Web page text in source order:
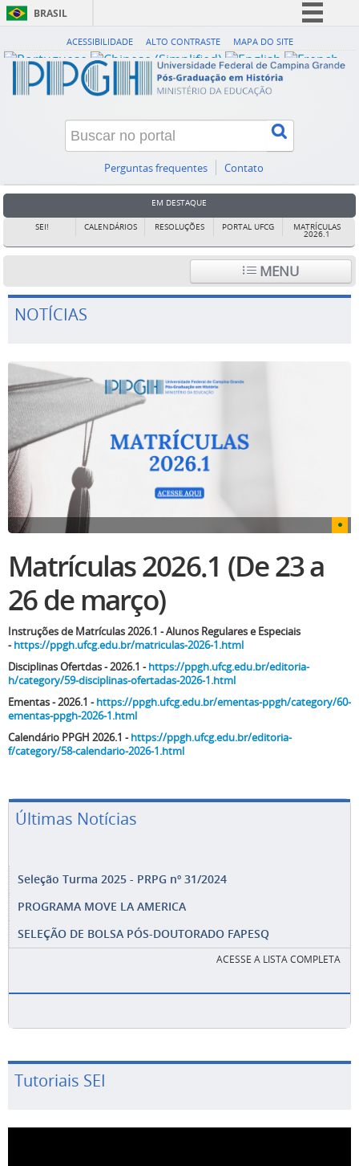
BRASIL
Simplifique!
Comunica BR
Participe
Legislação
Canais
ACESSIBILIDADE ALTO CONTRASTE MAPA DO SITE
Perguntas frequentes Contato
EM DESTAQUE
SEI! CALENDÁRIOS RESOLUÇÕES PORTAL UFCG MATRÍCULAS
2026.1
MENU
NOTÍCIAS
Matrículas 2026.1 (De 23 a
26 de março)
Instruções de Matrículas 2026.1 - Alunos Regulares e Especiais
-https://ppgh.ufcg.edu.br/matriculas-2026-1.html
Disciplinas Ofertdas - 2026.1 -https://ppgh.ufcg.edu.br/editoria-
h/category/59-disciplinas-ofertadas-2026-1.html
Ementas - 2026.1 -https://ppgh.ufcg.edu.br/ementas-ppgh/category/60-
ementas-ppgh-2026-1.html
Calendário PPGH 2026.1 -https://ppgh.ufcg.edu.br/editoria-
f/category/58-calendario-2026-1.html
Últimas Notícias
Seleção Turma 2025 - PRPG nº 31/2024
PROGRAMA MOVE LA AMERICA
SELEÇÃO DE BOLSA PÓS-DOUTORADO FAPESQ
ACESSE A LISTA COMPLETA
Tutoriais SEI